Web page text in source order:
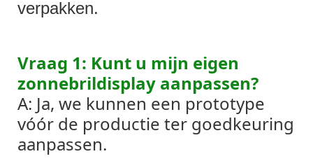
verpakken.
Vraag 1: Kunt u mijn eigen
zonnebrildisplay aanpassen?
A: Ja, we kunnen een prototype
vóór de productie ter goedkeuring
aanpassen.